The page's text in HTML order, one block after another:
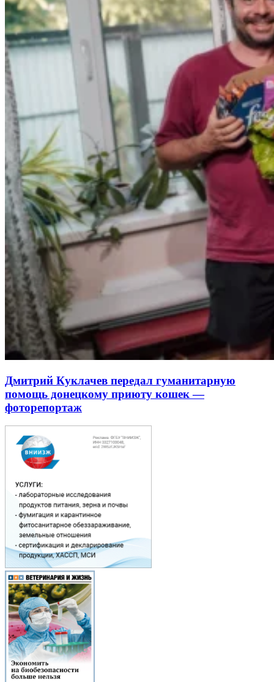
Дмитрий Куклачев передал гуманитарную
помощь донецкому приюту кошек —
фоторепортаж